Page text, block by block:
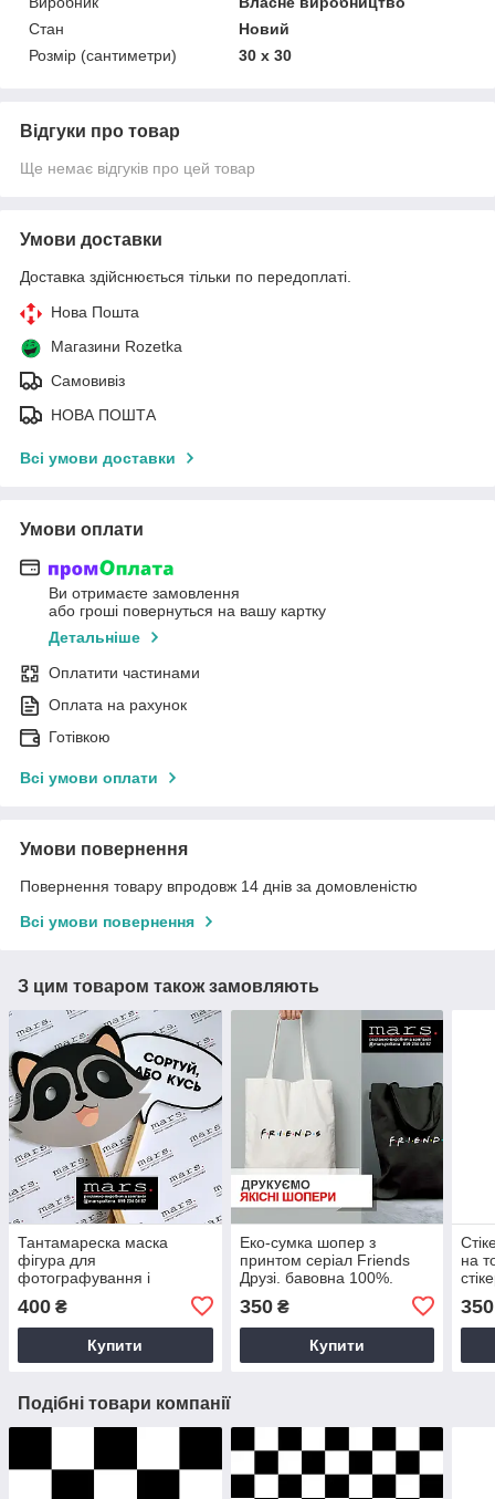
Стан
Новий
Розмір (сантиметри)
30 х 30
Відгуки про товар
Ще немає відгуків про цей товар
Умови доставки
Доставка здійснюється тільки по передоплаті.
Нова Пошта
Магазини Rozetka
Самовивіз
НОВА ПОШТА
Всі умови доставки
Умови оплати
Ви отримаєте замовлення
або гроші повернуться на вашу картку
Детальніше
Оплатити частинами
Оплата на рахунок
Готівкою
Всі умови оплати
Умови повернення
Повернення товару впродовж 14 днів за домовленістю
Всі умови повернення
З цим товаром також замовляють
Тантамареска маска
фігура для
фотографування і
паличці для фотосесії
400 ₴
Купити
Еко-сумка шопер з
принтом серіал Friends
Друзі. бавовна 100%.
350₴
Купити
на
350
Подібні товари компанії